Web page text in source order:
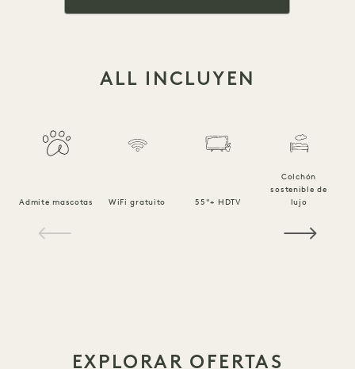
ALL INCLUYEN
Admite mascotas WiFi gratuito 55"+ HDTV
Colchón
sostenible de
lujo
EXPLORAR OFERTAS